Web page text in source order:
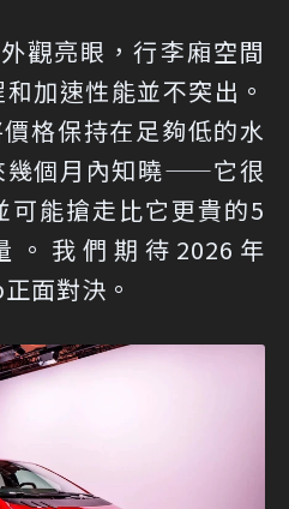
觀亮眼，行李廂空間
加速性能並不突出。
格保持在足夠低的水
個月內知曉——它很
可能搶走比它更貴的5
。我們期待2026年
面對決。